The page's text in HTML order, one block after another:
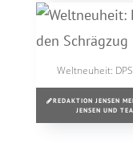
Weltneuheit:
REDAKTION JENSEN
JENSEN UND